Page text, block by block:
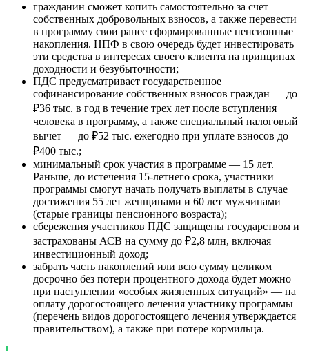
гражданин сможет копить самостоятельно за счет
собственных добровольных взносов, а также перевести
в программу свои ранее сформированные пенсионные
накопления. НПФ в свою очередь будет инвестировать
эти средства в интересах своего клиента на принципах
доходности и безубыточности;
ПДС предусматривает государственное
софинансирование собственных взносов граждан — до
₽36 тыс. в год в течение трех лет после вступления
человека в программу, а также специальный налоговый
вычет — до ₽52 тыс. ежегодно при уплате взносов до
₽400 тыс.;
минимальный срок участия в программе — 15 лет.
Раньше, до истечения 15-летнего срока, участники
программы смогут начать получать выплаты в случае
достижения 55 лет женщинами и 60 лет мужчинами
(старые границы пенсионного возраста);
сбережения участников ПДС защищены государством и
застрахованы АСВ на сумму до ₽2,8 млн, включая
инвестиционный доход;
забрать часть накоплений или всю сумму целиком
досрочно без потери процентного дохода будет можно
при наступлении «особых жизненных ситуаций» — на
оплату дорогостоящего лечения участнику программы
(перечень видов дорогостоящего лечения утверждается
правительством), а также при потере кормильца.